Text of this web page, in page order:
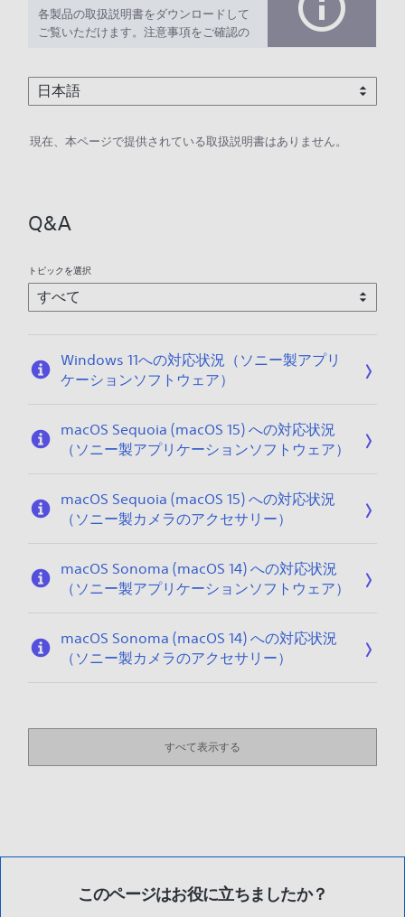
各製品の取扱説明書をダウンロードして
ご覧いただけます。注意事項をご確認の
現在、本ページで提供されている取扱説明書はありません。
Q&A
トピックを選択
Windows 11への対応状況（ソニー製アプリ
ケーションソフトウェア）
macOS Sequoia (macOS 15) への対応状況
（ソニー製アプリケーションソフトウェア）
macOS Sequoia (macOS 15) への対応状況
（ソニー製カメラのアクセサリー）
macOS Sonoma (macOS 14) への対応状況
（ソニー製アプリケーションソフトウェア）
macOS Sonoma (macOS 14) への対応状況
（ソニー製カメラのアクセサリー）
すべて表示する
このページはお役に立ちましたか？